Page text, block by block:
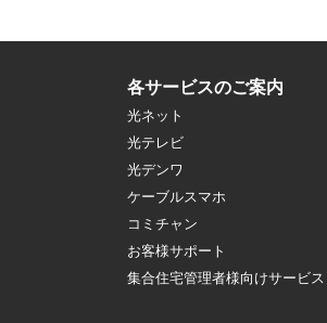
各サービスのご案内
光ネット
光テレビ
光デンワ
ケーブルスマホ
コミチャン
お客様サポート
集合住宅管理者様向けサービス